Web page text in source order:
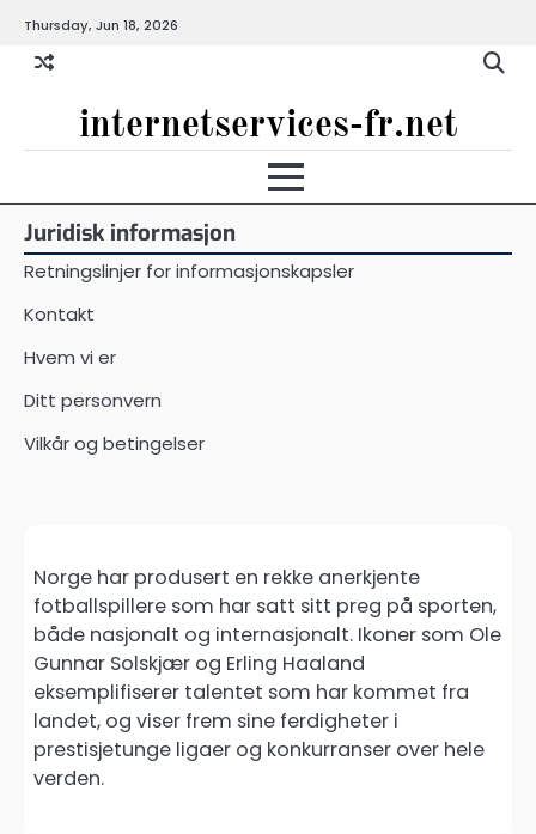
content
Thursday, Jun 18, 2026
internetservices-fr.net
Juridisk informasjon
Retningslinjer for informasjonskapsler
Kontakt
Hvem vi er
Ditt personvern
Vilkår og betingelser
Norge har produsert en rekke anerkjente
fotballspillere som har satt sitt preg på sporten,
både nasjonalt og internasjonalt. Ikoner som Ole
Gunnar Solskjær og Erling Haaland
eksemplifiserer talentet som har kommet fra
landet, og viser frem sine ferdigheter i
prestisjetunge ligaer og konkurranser over hele
verden.